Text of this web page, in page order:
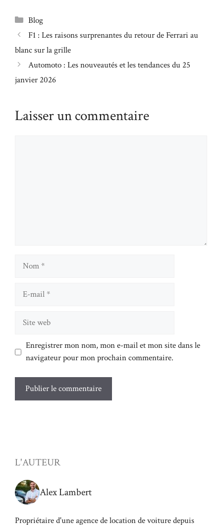
Catégories
Blog
F1 : Les raisons surprenantes du retour de Ferrari au
blanc sur la grille
Automoto : Les nouveautés et les tendances du 25
janvier 2026
Laisser un commentaire
Enregistrer mon nom, mon e-mail et mon site dans le
navigateur pour mon prochain commentaire.
L'AUTEUR
Alex Lambert
Propriétaire d'une agence de location de voiture depuis